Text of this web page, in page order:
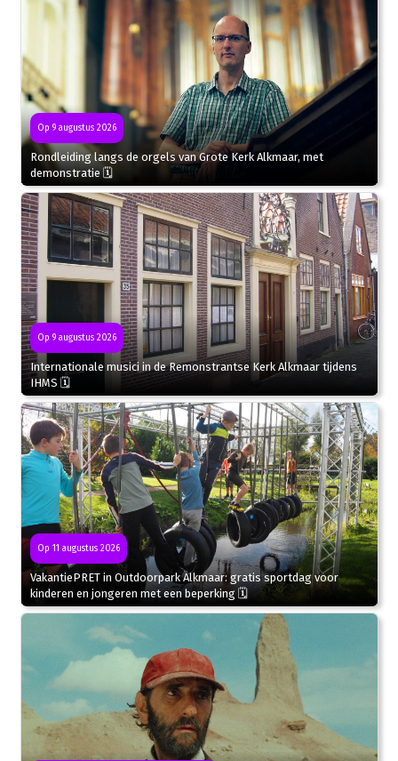
Op 9 augustus 2026
Rondleiding langs de orgels van Grote Kerk Alkmaar, met
demonstratie 🗓
Op 9 augustus 2026
Internationale musici in de Remonstrantse Kerk Alkmaar tijdens
IHMS 🗓
Op 11 augustus 2026
VakantiePRET in Outdoorpark Alkmaar: gratis sportdag voor
kinderen en jongeren met een beperking 🗓